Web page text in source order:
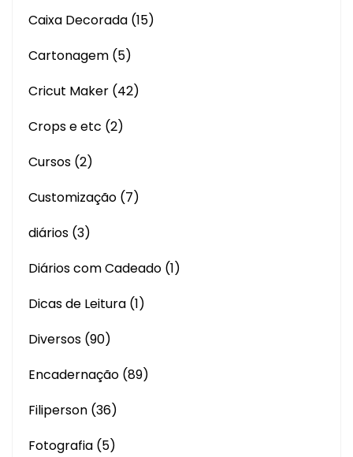
Caixa Decorada (15)
Cartonagem (5)
Cricut Maker (42)
Crops e etc (2)
Cursos (2)
Customização (7)
diários (3)
Diários com Cadeado (1)
Dicas de Leitura (1)
Diversos (90)
Encadernação (89)
Filiperson (36)
Fotografia (5)